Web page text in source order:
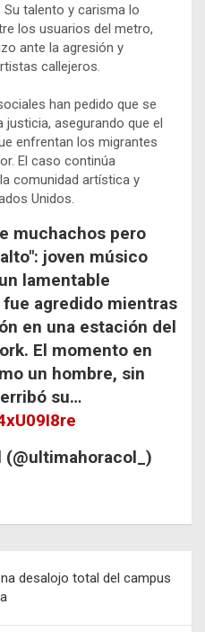
talento y carisma lo
los usuarios del metro,
ante la agresión y
callejeros.
han pedido que se
justicia, asegurando que el
enfrentan los migrantes
El caso continúa
comunidad artística y
Unidos.
muchachos pero
joven músico
lamentable
agredido mientras
en una estación del
El momento en
un hombre, sin
su…
(@ultimahoracol_)
desalojo total del campus